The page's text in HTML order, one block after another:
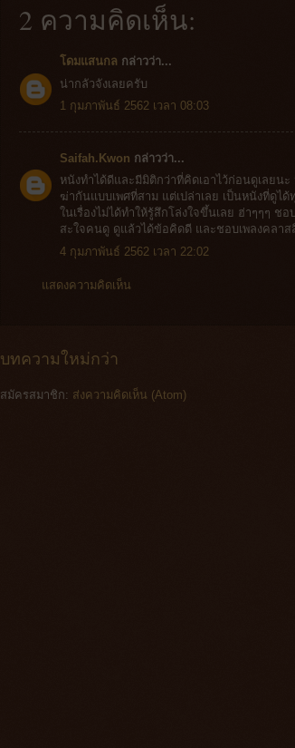
2 ความคิดเห็น:
โดมแสนกล กล่าวว่า...
น่ากลัวจังเลยครับ
1 กุมภาพันธ์ 2562 เวลา 08:03
Saifah.Kwon กล่าวว่า...
หนังทำได้ดีและมีมิติกว่าที่คิดเอาไว้ก่อนดูเลยน
ฆ่ากันแบบเพศที่สาม แต่เปล่าเลย เป็นหนังที่ดู
ในเรื่องไม่ได้ทำให้รู้สึกโล่งใจขึ้นเลย ฮ่าๆๆๆ ช
สะใจคนดู ดูแล้วได้ข้อคิดดี และชอบเพลงคลา
4 กุมภาพันธ์ 2562 เวลา 22:02
แสดงความคิดเห็น
บทความใหม่กว่า
สมัครสมาชิก: ส่งความคิดเห็น (Atom)